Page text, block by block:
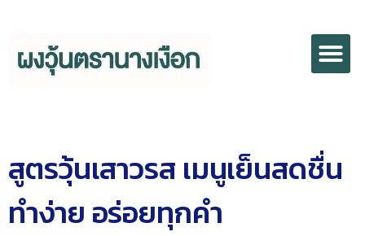
สูตรวุ้นเสาวรส เมนูเย็นสดชื่น
ทำง่าย อร่อยทุกคำ